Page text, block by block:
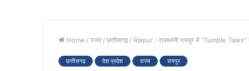
Home / राज्य / छत्तीसगढ़ / Raipur : राजधानी रायपुर में “Tumble
छत्तीसगढ़ देश प्रदेश राज्य रायपुर